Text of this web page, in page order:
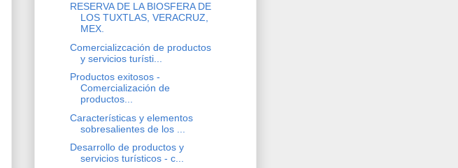
RESERVA DE LA BIOSFERA DE
LOS TUXTLAS, VERACRUZ,
MEX.
Comercializcación de productos
y servicios turísti...
Productos exitosos -
Comercialización de
productos...
Características y elementos
sobresalientes de los ...
Desarrollo de productos y
servicios turísticos - c...